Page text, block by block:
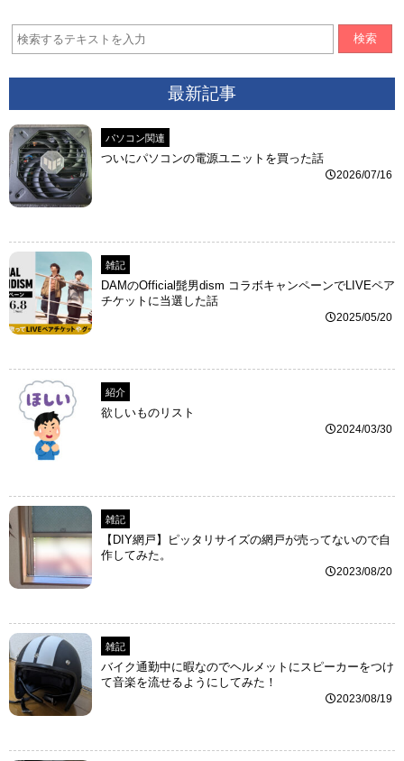
検索
最新記事
パソコン関連
ついにパソコンの電源ユニットを買った話
2026/07/16
雑記
DAMのOfficial髭男dism コラボキャンペーンでLIVEペア
チケットに当選した話
2025/05/20
紹介
欲しいものリスト
2024/03/30
雑記
【DIY網戸】ピッタリサイズの網戸が売ってないので自
作してみた。
2023/08/20
雑記
バイク通勤中に暇なのでヘルメットにスピーカーをつけ
て音楽を流せるようにしてみた！
2023/08/19